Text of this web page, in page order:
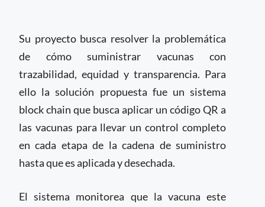
Su proyecto busca resolver la problemática
de cómo suministrar vacunas con
trazabilidad, equidad y transparencia. Para
ello la solución propuesta fue un sistema
block chain que busca aplicar un código QR a
las vacunas para llevar un control completo
en cada etapa de la cadena de suministro
hasta que es aplicada y desechada.
El sistema monitorea que la vacuna este